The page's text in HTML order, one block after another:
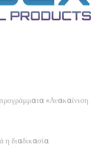
«Ανακαίνιση
η διαδικασία